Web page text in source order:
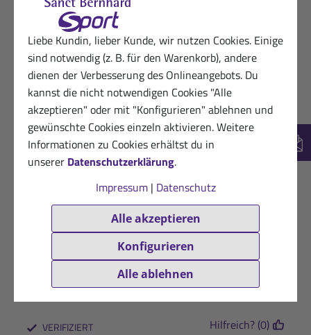
Liebe Kundin, lieber Kunde, wir nutzen Cookies. Einige
sind notwendig (z. B. für den Warenkorb), andere
dienen der Verbesserung des Onlineangebots. Du
kannst die nicht notwendigen Cookies "Alle
akzeptieren" oder mit "Konfigurieren" ablehnen und
gewünschte Cookies einzeln aktivieren. Weitere
Informationen zu Cookies erhältst du in
unserer Datenschutzerklärung.
Impressum| Datenschutz
Alle akzeptieren
Konfigurieren
Alle ablehnen
Schmecken wie die meisten Riegel sehr
VERIFIZIERT Hilfreich? (0)
07.12.2025
Begeisterte Sanct Bernhard Sport-
Kundin
★★★★☆
Die riegel sind nicht so süß, wie die von anderen
Herstellern.
VERIFIZIERT Hilfreich? (0)
09.11.2025
Sanct Bernhard Sport-Kundin
★★★☆☆
Es schmeckt mir nicht besonders. Hat mit der
Qualität nichts zu tun.
VERIFIZIERT Hilfreich? (0)